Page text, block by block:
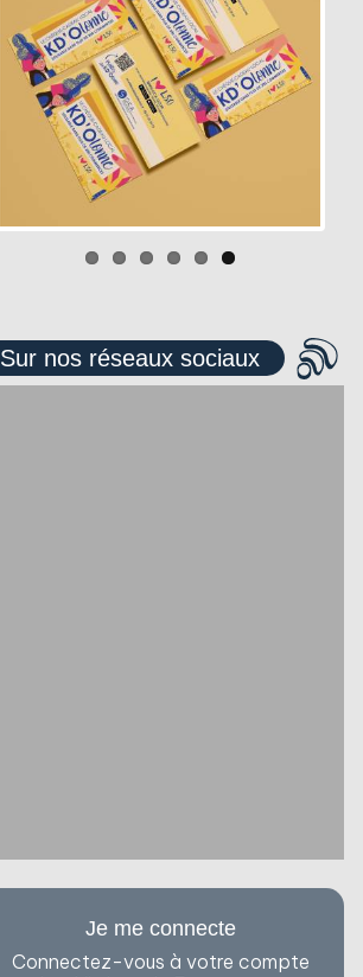
Sur nos réseaux sociaux
Je me connecte
Connectez-vous à votre compte